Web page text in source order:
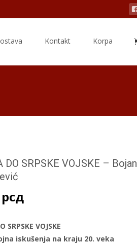
Kontakt Korpa
DO SRPSKE VOJSKE – Bojan
рсд
SRPSKE VOJSKE
iskušenja na kraju 20. veka